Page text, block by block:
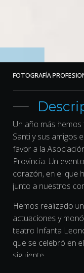
FOTOGRAFÍA
Un año más
Santi y sus amigos
favor a la
Provincia. Un
corazón, en el que
junto a nuestros
Hemos realizado
actuaciones y
teatro Infanta
que se celebró en
siguiente.